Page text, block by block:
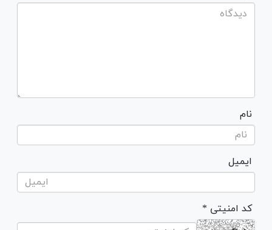
نام
ایمیل
* کد امنیتی